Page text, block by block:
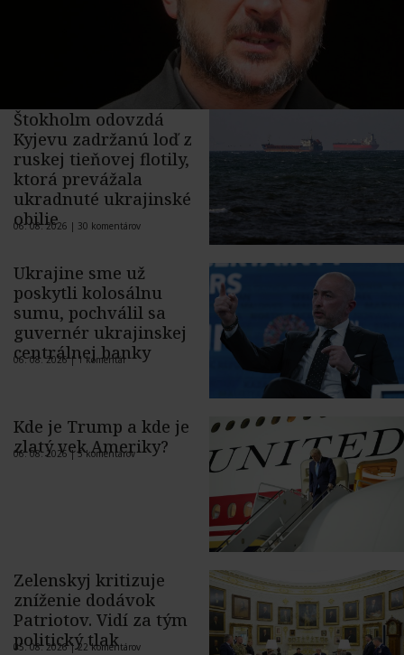
Štokholm odovzdá
Kyjevu zadržanú loď z
ruskej tieňovej flotily,
ktorá prevážala
ukradnuté ukrajinské
obilie
06. 08. 2026 | 30 komentárov
Ukrajine sme už
poskytli kolosálnu
sumu, pochválil sa
guvernér ukrajinskej
centrálnej banky
06. 08. 2026 |1 komentár
Kde je Trump a kde je
zlatý vek Ameriky?
06. 08. 2026 |5 komentárov
Zelenskyj kritizuje
zníženie dodávok
Patriotov. Vidí za tým
politický tlak
05. 08. 2026 |22 komentárov